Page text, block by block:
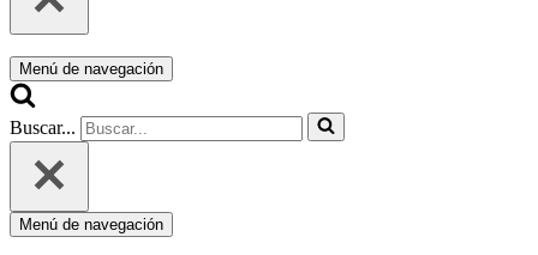
Menú de navegación
Buscar...
Menú de navegación